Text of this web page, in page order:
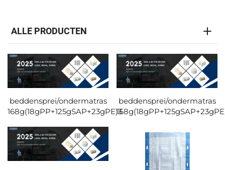
ALLE PRODUCTEN
beddensprei/ondermatras
168g(18gPP+125gSAP+23gPE)3
beddensprei/ondermatras